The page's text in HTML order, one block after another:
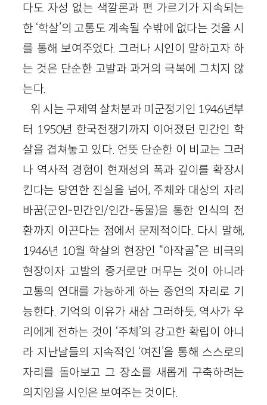
다도 자성 없는 색깔론과 편 가르기가 지속되는
한 ‘학살’의 고통도 계속될 수밖에 없다는 것을 시
를 통해 보여주었다. 그러나 시인이 말하고자 하
는 것은 단순한 고발과 과거의 극복에 그치지 않
는다.
위 시는 구제역 살처분과 미군정기인 1946년부
터 1950년 한국전쟁기까지 이어졌던 민간인 학
살을 겹쳐놓고 있다. 언뜻 단순한 이 비교는 그러
나 역사적 경험이 현재성의 폭과 깊이를 확장시
킨다는 당연한 진실을 넘어, 주체와 대상의 자리
바꿈(군인-민간인/인간-동물)을 통한 인식의 전
환까지 이끈다는 점에서 문제적이다. 다시 말해,
1946년 10월 학살의 현장인 “아작골”은 비극의
현장이자 고발의 증거로만 머무는 것이 아니라
고통의 연대를 가능하게 하는 증언의 자리로 기
능한다. 기억의 이유가 새삼 그러하듯, 역사가 우
리에게 전하는 것이 ‘주체’의 강고한 확립이 아니
라 지난날들의 지속적인 ‘여진’을 통해 스스로의
자리를 돌아보고 그 장소를 새롭게 구축하려는
의지임을 시인은 보여주는 것이다.